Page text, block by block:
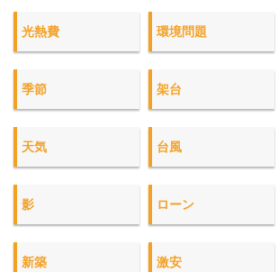
光熱費 環境問題
季節 架台
天気 台風
影 ローン
新築 激安